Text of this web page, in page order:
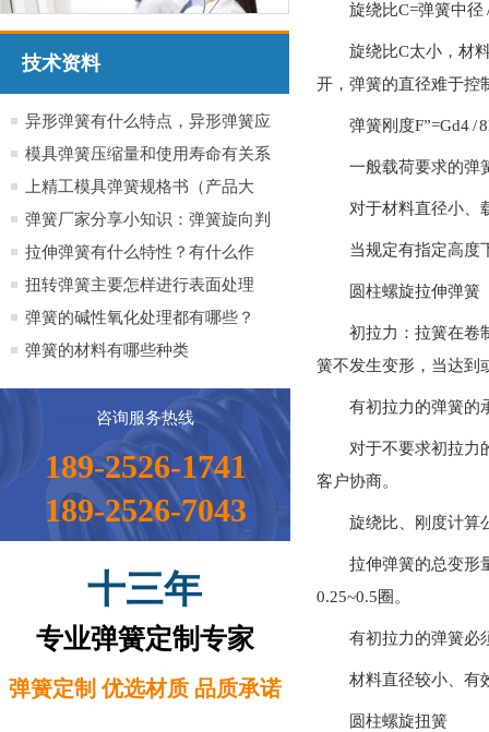
技术资料
异形弹簧有什么特点，异形弹簧应
用于哪些行业产品
模具弹簧压缩量和使用寿命有关系
吗？
上精工模具弹簧规格书（产品大
全）
弹簧厂家分享小知识：弹簧旋向判
定方法小知识
拉伸弹簧有什么特性？有什么作
用？
扭转弹簧主要怎样进行表面处理
弹簧的碱性氧化处理都有哪些？
弹簧的材料有哪些种类
咨询服务热线
189-2526-1741
189-2526-7043
十三年
专业弹簧定制专家
弹簧定制 优选材质 品质承诺
旋绕比C=弹簧中径
旋绕比C太小，材
开，弹簧的直径难于控
弹簧刚度F”=Gd4 /
一般载荷要求的弹
对于材料直径小、
当规定有指定高度
圆柱螺旋拉伸弹簧
初拉力：拉簧在卷
簧不发生变形，当达到
有初拉力的弹簧的
对于不要求初拉力
客户协商。
旋绕比、刚度计算
拉伸弹簧的总变形
0.25~0.5圈。
有初拉力的弹簧必
材料直径较小、有
圆柱螺旋扭簧